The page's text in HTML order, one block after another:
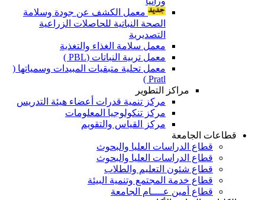
معمل الكشف عن جودة وسلامة
الصحة النباتية للحاصلات الزراعية
التصديرية
معمل سلامة الغذاء والتغذية
معمل تربية النباتات (PBL )
معمل تحلية متبقيات المبيدات وسمياتها (
Pratl )
مراكز التطوير
مركز تنمية قدرات أعضاء هيئة التدريس
مركز تنكولوجيا المعلومات
مركز القياس والتقويم
قطاعات الجامعة
قطاع الدراسات العليا والبحوث
قطاع الدراسات العليا والبحوث
قطاع شئون التعليم والطلاب
قطاع خدمة المجتمع وتنمية البيئة
قطاع أمين عــــام الجامعة